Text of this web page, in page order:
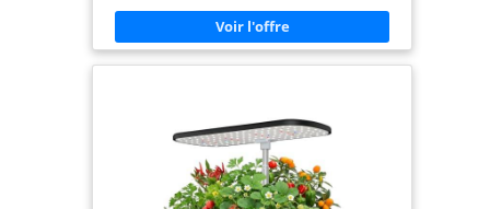
agriculteurs, les étudiants et les enfants. 20 % plus
rapide que la plantation du sol : la pompe
intégrée à faible bruit du système de culture
hydroponique aère l'eau pour stimuler la
silencieuse : ce kit de culture hydroponique
d'intérieur est conçu avec un système de
circulation d'eau, augmentant l'oxygène dans l'eau
pour une meilleure croissance des racines. Cycle
automatique toutes les 30 minutes de pompe